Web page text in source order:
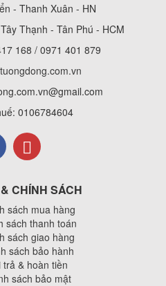
- Thanh Xuân - HN
Thạnh - Tân Phú - HCM
168 / 0971 401 879
tuongdong.com.vn
0106784604
CHÍNH SÁCH
sách mua hàng
sách thanh toán
sách giao hàng
sách bảo hành
& hoàn tiền
sách bảo mật